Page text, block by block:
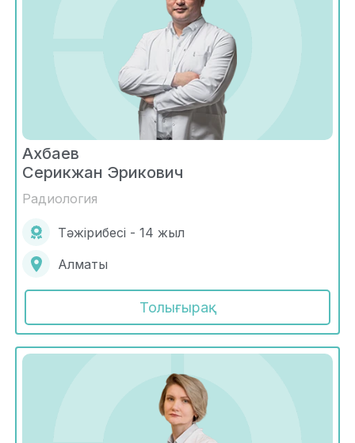
Ахбаев
Серикжан Эрикович
Радиология
Тәжірибесі - 14 жыл
Алматы
Толығырақ